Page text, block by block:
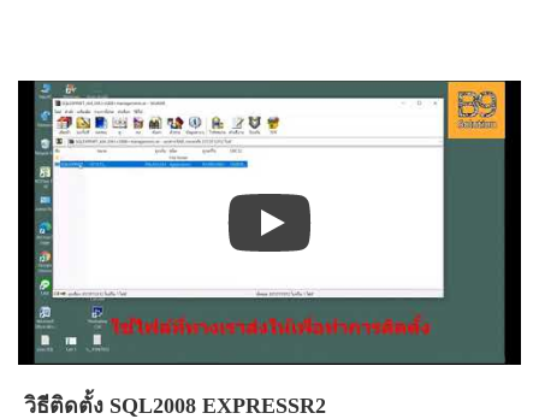
วิธีติดตั้ง SQL2008 EXPRESSR2